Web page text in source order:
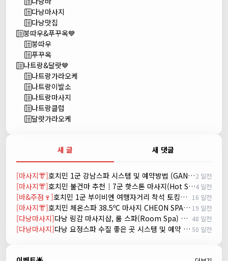
다낭마사지
다낭맛집
붕따우&푸꾸옥💙
붕따우
푸꾸옥
나트랑&달랏🤎
나트랑가라오케
나트랑이발소
나트랑마사지
나트랑클럽
달랏가라오케
새 글 새 댓글
[마사지👘] 호치민 1군 강남스파 시스템 및 예약방법 (GANGNAM SPA)2 일전
[마사지👘] 호치민 불건마 추천｜7군 핫스톤 마사지(Hot Stone massage)4 일전
[바&주점🍷] 호치민 1군 부이비엔 여행자거리 착석 토킹바 놀이터 (NORITER LOUNGE) 16 일전
[마사지👘] 호치민 체온스파 38.5ºC 마사지 CHEON SPA Massage 19 일전
[다낭마사지] 다낭 링감 마사지샵, 룸 스파(Room Spa) 예약 48 일전
[다낭마사지] 다낭 요정스파 수질 좋은 곳 시스템 및 예약 방법 50 일전